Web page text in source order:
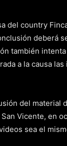
del country
deberá
también
a la causa
del material
Vicente, en
sea el